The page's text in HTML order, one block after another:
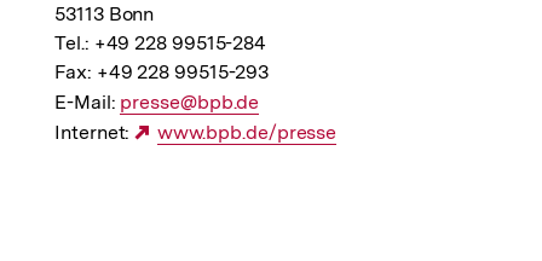
53113 Bonn
Tel.: +49 228 99515-284
Fax: +49 228 99515-293
E-Mail: E-
Mail
presse@bpb.de
Internet:
Externer
www.bpb.de/presse